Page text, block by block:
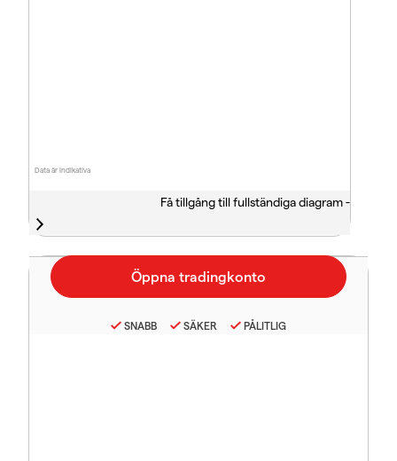
Data är indikativa
Få tillgång till fullständiga diagram -
SNABB SÄKER PÅLITLIG